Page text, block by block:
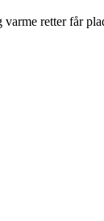
retter får